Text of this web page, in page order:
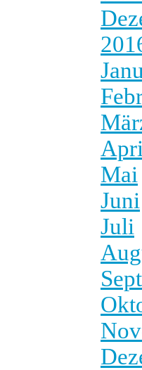
Mai
Juni
Juli